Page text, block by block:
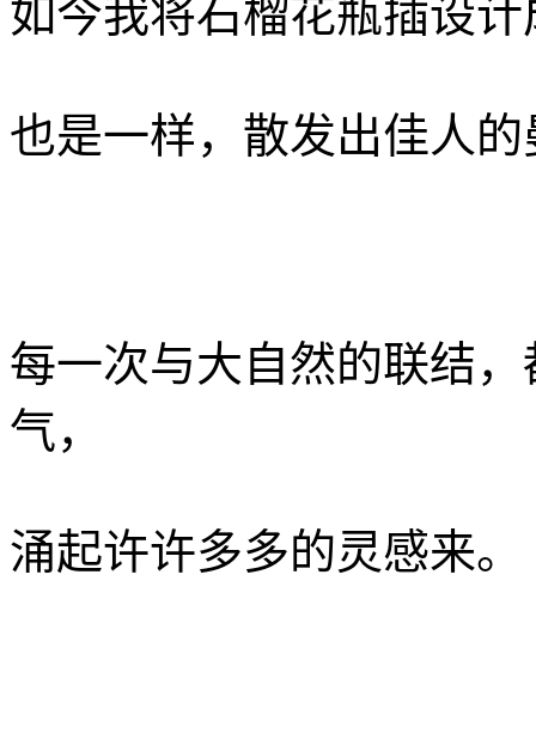
如今我将石榴花瓶插设
也是一样，散发出佳人
每一次与大自然的联结
气，
涌起许许多多的灵感来。